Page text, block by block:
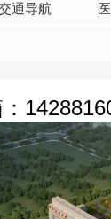
通导航